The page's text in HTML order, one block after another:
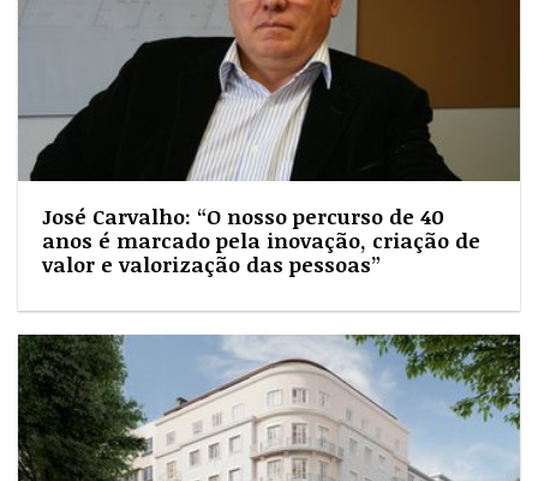
José Carvalho: “O nosso percurso de 40
anos é marcado pela inovação, criação de
valor e valorização das pessoas”